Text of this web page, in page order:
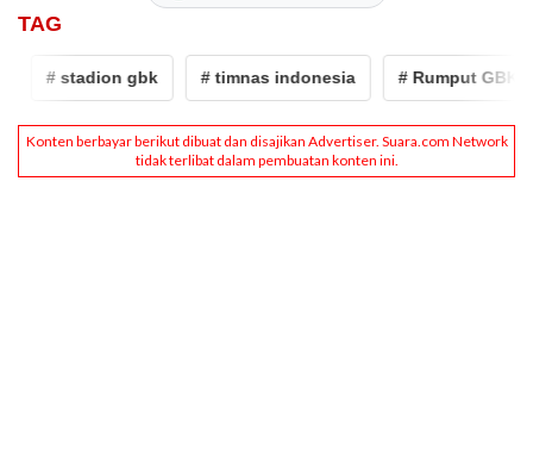
TAG
# stadion gbk # timnas indonesia # Rumput GBK